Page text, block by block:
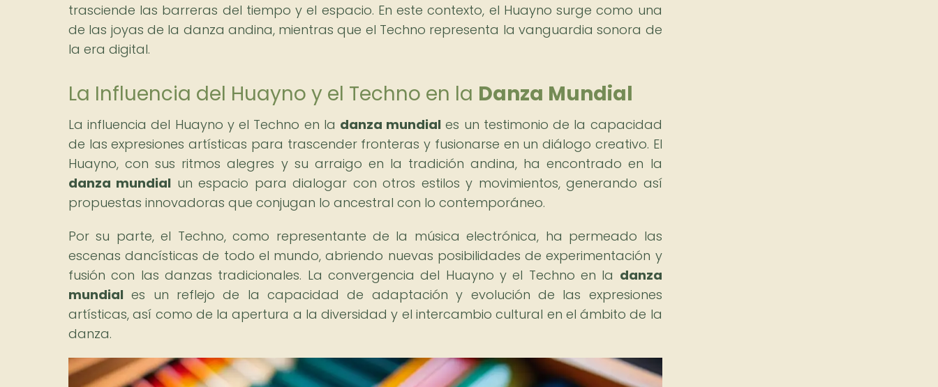
trasciende las barreras del tiempo y el espacio. En este contexto, el Huayno surge como una
de las joyas de la danza andina, mientras que el Techno representa la vanguardia sonora de
la era digital.
La Influencia del Huayno y el Techno en la Danza Mundial
La influencia del Huayno y el Techno en la danza mundial es un testimonio de la capacidad
de las expresiones artísticas para trascender fronteras y fusionarse en un diálogo creativo. El
Huayno, con sus ritmos alegres y su arraigo en la tradición andina, ha encontrado en la
danza mundial un espacio para dialogar con otros estilos y movimientos, generando así
propuestas innovadoras que conjugan lo ancestral con lo contemporáneo.
Por su parte, el Techno, como representante de la música electrónica, ha permeado las
escenas dancísticas de todo el mundo, abriendo nuevas posibilidades de experimentación y
fusión con las danzas tradicionales. La convergencia del Huayno y el Techno en la danza
mundial es un reflejo de la capacidad de adaptación y evolución de las expresiones
artísticas, así como de la apertura a la diversidad y el intercambio cultural en el ámbito de la
danza.